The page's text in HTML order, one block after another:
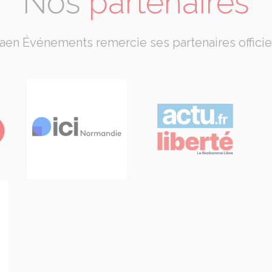
Événements remercie ses partenaires